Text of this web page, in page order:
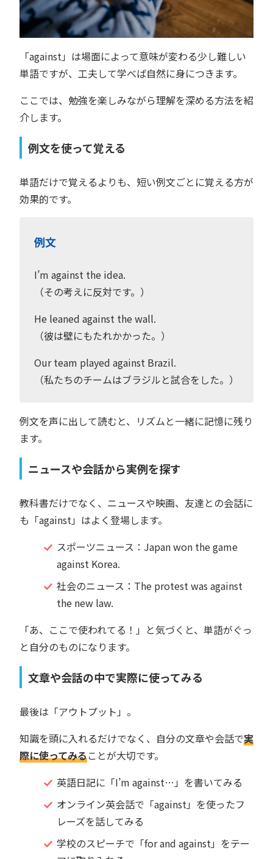
「against」は場面によって意味が変わる少し難しい
単語ですが、工夫して学べば自然に身につきます。
ここでは、勉強を楽しみながら理解を深める方法を紹
介します。
例文を使って覚える
単語だけで覚えるよりも、短い例文ごとに覚える方が
効果的です。
例文
I’m against the idea.
（その考えに反対です。）
He leaned against the wall.
（彼は壁にもたれかかった。）
Our team played against Brazil.
（私たちのチームはブラジルと試合をした。）
例文を声に出して読むと、リズムと一緒に記憶に残り
ます。
ニュースや会話から実例を探す
教科書だけでなく、ニュースや映画、友達との会話に
も「against」はよく登場します。
スポーツニュース：Japan won the game
against Korea.
社会のニュース：The protest was against
the new law.
「あ、ここで使われてる！」と気づくと、単語がぐっ
と自分のものになります。
文章や会話の中で実際に使ってみる
最後は「アウトプット」。
知識を頭に入れるだけでなく、自分の文章や会話で実
際に使ってみることが大切です。
英語日記に「I’m against…」を書いてみる
オンライン英会話で「against」を使ったフ
レーズを話してみる
学校のスピーチで「for and against」をテー